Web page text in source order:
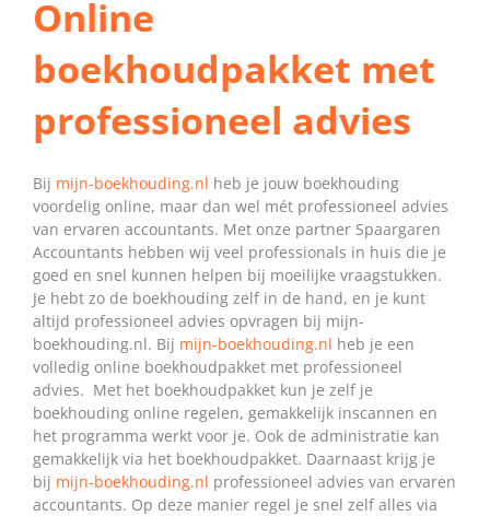
Online
boekhoudpakket met
professioneel advies
Bij mijn-boekhouding.nl heb je jouw boekhouding
voordelig online, maar dan wel mét professioneel advies
van ervaren accountants. Met onze partner Spaargaren
Accountants hebben wij veel professionals in huis die je
goed en snel kunnen helpen bij moeilijke vraagstukken.
Je hebt zo de boekhouding zelf in de hand, en je kunt
altijd professioneel advies opvragen bij mijn-
boekhouding.nl. Bij mijn-boekhouding.nl heb je een
volledig online boekhoudpakket met professioneel
advies. Met het boekhoudpakket kun je zelf je
boekhouding online regelen, gemakkelijk inscannen en
het programma werkt voor je. Ook de administratie kan
gemakkelijk via het boekhoudpakket. Daarnaast krijg je
bij mijn-boekhouding.nl professioneel advies van ervaren
accountants. Op deze manier regel je snel zelf alles via